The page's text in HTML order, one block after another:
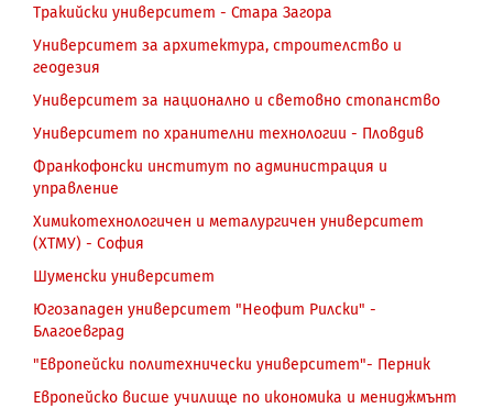
Тракийски университет - Стара Загора
Университет за архитектура, строителство и
геодезия
Университет за национално и световно стопанство
Университет по хранителни технологии - Пловдив
Франкофонски институт по администрация и
управление
Химикотехнологичен и металургичен университет
(ХТМУ) - София
Шуменски университет
Югозападен университет "Неофит Рилски" -
Благоевград
"Eвропейски политехнически университет"- Перник
Европейско висше училище по икономика и мениджмънт